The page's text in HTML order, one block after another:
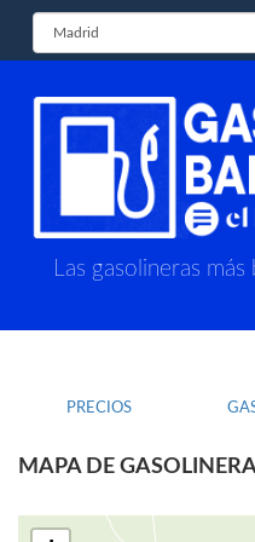
Las gasolineras
PRECIOS
MAPA DE